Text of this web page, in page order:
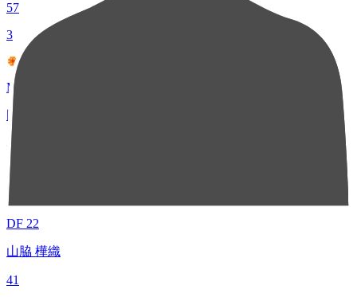
57
3
MF 17
岡野 凜平
44
4
DF 22
山脇 樺織
41